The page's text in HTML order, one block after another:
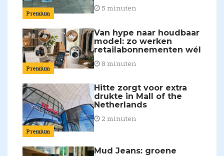
Premium
5 minuten
Premium
Van hype naar houdbaar
model: zo werken
retailabonnementen wél
8 minuten
Premium
Hitte zorgt voor extra
drukte in Mall of the
Netherlands
2 minuten
Mud Jeans: groene